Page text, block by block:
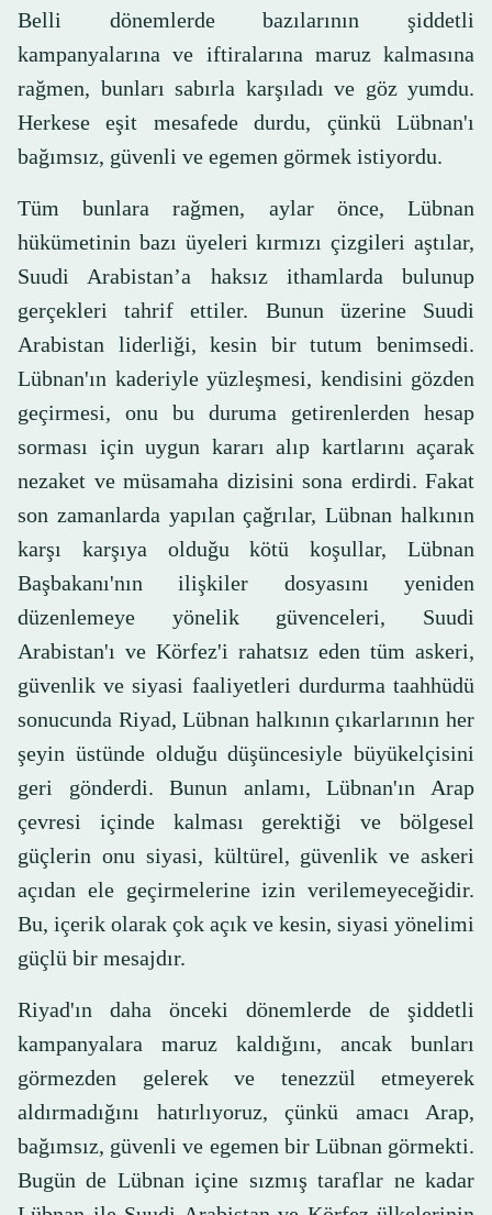
Belli dönemlerde bazılarının şiddetli
kampanyalarına ve iftiralarına maruz kalmasına
rağmen, bunları sabırla karşıladı ve göz yumdu.
Herkese eşit mesafede durdu, çünkü Lübnan'ı
bağımsız, güvenli ve egemen görmek istiyordu.
Tüm bunlara rağmen, aylar önce, Lübnan
hükümetinin bazı üyeleri kırmızı çizgileri aştılar,
Suudi Arabistan’a haksız ithamlarda bulunup
gerçekleri tahrif ettiler. Bunun üzerine Suudi
Arabistan liderliği, kesin bir tutum benimsedi.
Lübnan'ın kaderiyle yüzleşmesi, kendisini gözden
geçirmesi, onu bu duruma getirenlerden hesap
sorması için uygun kararı alıp kartlarını açarak
nezaket ve müsamaha dizisini sona erdirdi. Fakat
son zamanlarda yapılan çağrılar, Lübnan halkının
karşı karşıya olduğu kötü koşullar, Lübnan
Başbakanı'nın ilişkiler dosyasını yeniden
düzenlemeye yönelik güvenceleri, Suudi
Arabistan'ı ve Körfez'i rahatsız eden tüm askeri,
güvenlik ve siyasi faaliyetleri durdurma taahhüdü
sonucunda Riyad, Lübnan halkının çıkarlarının her
şeyin üstünde olduğu düşüncesiyle büyükelçisini
geri gönderdi. Bunun anlamı, Lübnan'ın Arap
çevresi içinde kalması gerektiği ve bölgesel
güçlerin onu siyasi, kültürel, güvenlik ve askeri
açıdan ele geçirmelerine izin verilemeyeceğidir.
Bu, içerik olarak çok açık ve kesin, siyasi yönelimi
güçlü bir mesajdır.
Riyad'ın daha önceki dönemlerde de şiddetli
kampanyalara maruz kaldığını, ancak bunları
görmezden gelerek ve tenezzül etmeyerek
aldırmadığını hatırlıyoruz, çünkü amacı Arap,
bağımsız, güvenli ve egemen bir Lübnan görmekti.
Bugün de Lübnan içine sızmış taraflar ne kadar